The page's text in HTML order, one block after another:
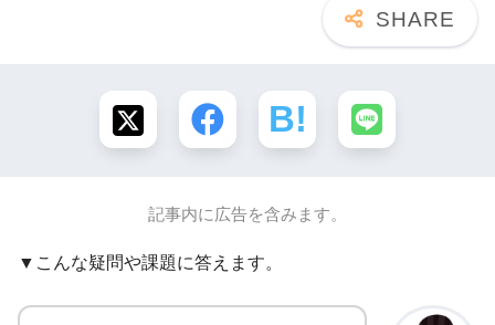
記事内に広告を含みます。
▼こんな疑問や課題に答えます。